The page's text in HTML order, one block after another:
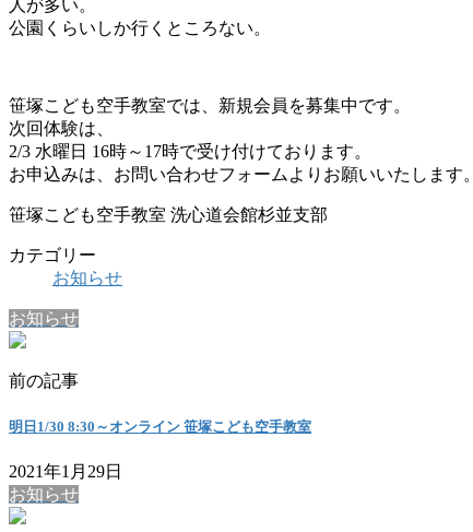
人が多い。
公園くらいしか行くところない。
笹塚こども空手教室では、新規会員を募集中です。
次回体験は、
2/3 水曜日 16時～17時で受け付けております。
お申込みは、お問い合わせフォームよりお願いいたします。
笹塚こども空手教室 洗心道会館杉並支部
カテゴリー
お知らせ
お知らせ
前の記事
明日1/30 8:30～オンライン 笹塚こども空手教室
2021年1月29日
お知らせ